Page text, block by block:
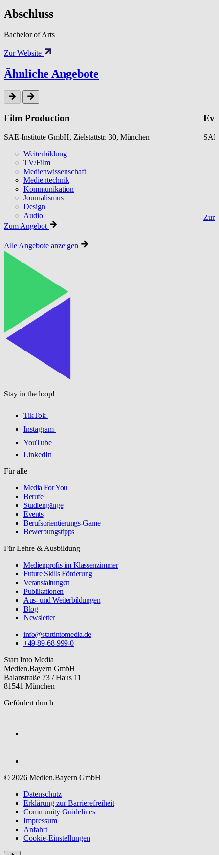
Abschluss
Bachelor of Arts
Zur Website
Ähnliche Angebote
Film Production
SAE-Institute GmbH, Zielstattstr. 30, München
Weiterbildung
TV/Film
Medienwissenschaft
Medientechnik
Kommunikation
Journalismus
Design
Audio
Zum Angebot
Alle Angebote anzeigen
Stay in the loop!
TikTok
Instagram
YouTube
LinkedIn
Für alle
Media For You
Berufe
Studiengänge
Events
Berufsorientierungs-Game
Bewerbungstipps
Für Lehre & Ausbildung
Medienprofis im Klassenzimmer
Future Skills Förderung
Veranstaltungen
Publikationen
Aus- und Weiterbildungen
Blog
Newsletter
info@startintomedia.de
+49-89-68-999-0
Start Into Media
Medien.Bayern GmbH
Balanstraße 73 / Haus 11
81541 München
Gefördert durch
© 2026 Medien.Bayern GmbH
Datenschutz
Erklärung zur Barriere­freiheit
Community Guidelines
Impressum
Anfahrt
Cookie-Einstellungen